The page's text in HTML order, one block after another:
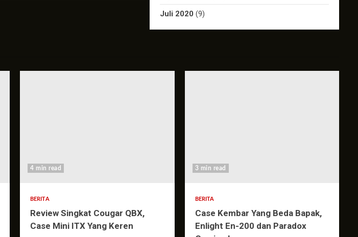
Juli 2020 (9)
4 min read
BERITA
Review Singkat Cougar QBX,
Case Mini ITX Yang Keren
3 min read
BERITA
Case Kembar Yang Beda Bapak,
Enlight En-200 dan Paradox